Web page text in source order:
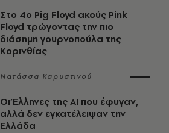
Στο 4ο Pig Floyd ακούς Pink
Floyd τρώγοντας την πιο
διάσημη γουρνοπούλα της
Κορινθίας
Νατάσσα Καρυστινού
Οι Έλληνες της ΑΙ που έφυγαν,
αλλά δεν εγκατέλειψαν την
Ελλάδα